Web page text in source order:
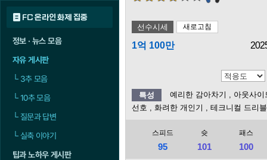
FC 온라인 화제 집중
정보 · 뉴스 모음
자유 게시판
└3추 모음
└10추 모음
└질문과 답변
└실축 이야기
팁과 노하우 게시판
선수시세 새로고침
1억 100만
특성 예리한 감아차기
, 아웃사
선호
, 화려한 개인기 , 테크니컬 드리
스피드
95
슛
101
패스
100